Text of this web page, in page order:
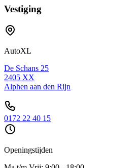
Vestiging
AutoXL
De Schans 25
2405 XX
Alphen aan den Rijn
0172 22 40 15
Openingstijden